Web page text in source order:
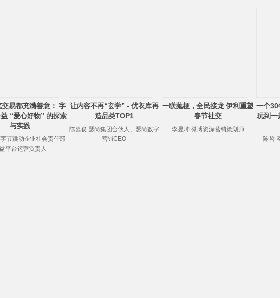
交易都充满善意： 字
“爱心好物” 的探索
与实践
节跳动企业社会责任部
平台运营负责人
让内容不再“玄学” - 优衣库再
造品类TOP1
陈嘉俊 瑟尚集团合伙人、瑟尚数字
营销CEO
一联抛梗，全民接龙 伊利重塑
春节社交
李昱坤 微博资深营销策划师
一个30
玩到一
陈哲